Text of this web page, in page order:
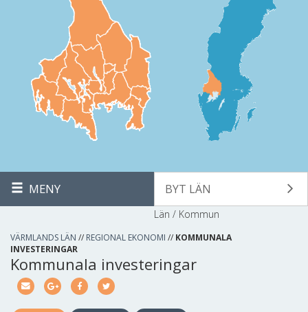
MENY BYT LÄN
Län / Kommun
VÄRMLANDS LÄN // REGIONAL EKONOMI // KOMMUNALA
INVESTERINGAR
Kommunala investeringar